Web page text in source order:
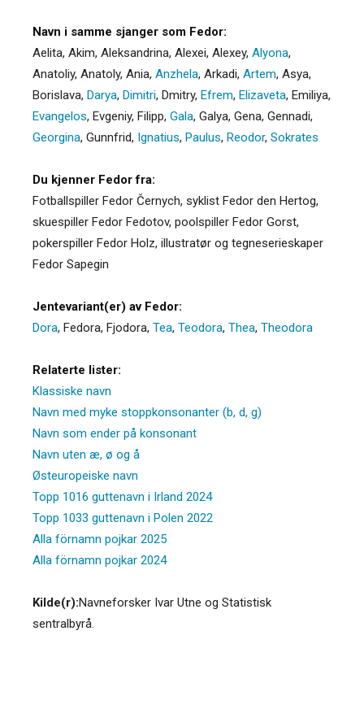
Navn i samme sjanger som Fedor:
Aelita, Akim, Aleksandrina, Alexei, Alexey, Alyona,
Anatoliy, Anatoly, Ania, Anzhela, Arkadi, Artem, Asya,
Borislava, Darya, Dimitri, Dmitry, Efrem, Elizaveta, Emiliya,
Evangelos, Evgeniy, Filipp, Gala, Galya, Gena, Gennadi,
Georgina, Gunnfrid, Ignatius, Paulus, Reodor, Sokrates
Du kjenner Fedor fra:
Fotballspiller Fedor Černych, syklist Fedor den Hertog,
skuespiller Fedor Fedotov, poolspiller Fedor Gorst,
pokerspiller Fedor Holz, illustratør og tegneserieskaper
Fedor Sapegin
Jentevariant(er) av Fedor:
Dora, Fedora, Fjodora, Tea, Teodora, Thea, Theodora
Relaterte lister:
Klassiske navn
Navn med myke stoppkonsonanter (b, d, g)
Navn som ender på konsonant
Navn uten æ, ø og å
Østeuropeiske navn
Topp 1016 guttenavn i Irland 2024
Topp 1033 guttenavn i Polen 2022
Alla förnamn pojkar 2025
Alla förnamn pojkar 2024
Kilde(r):Navneforsker Ivar Utne og Statistisk
sentralbyrå.